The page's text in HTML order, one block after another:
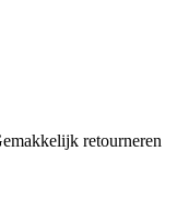
retourneren